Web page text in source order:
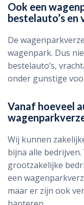
Ook een
bestelauto’s en
De
wagenpark. Dus
bestelauto’s,
onder gunstige
Vanaf hoeveel
Wij kunnen
bijna alle
grootzakelijke
een
maar er zijn ook